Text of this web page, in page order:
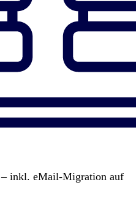
– inkl. eMail-Migration auf